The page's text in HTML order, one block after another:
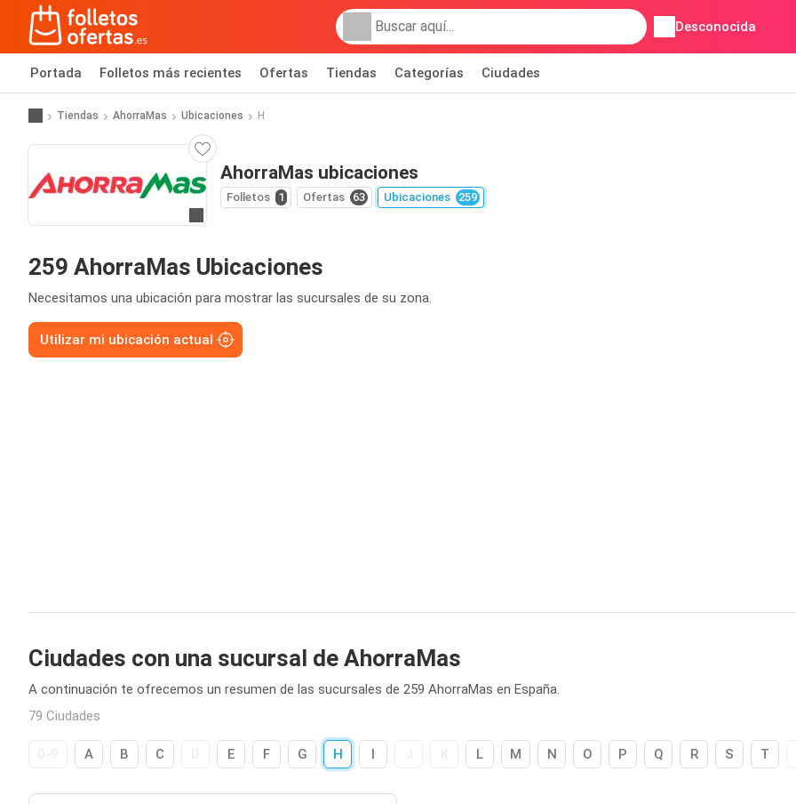
Desconocida
Portada Folletos más recientes Ofertas Tiendas Categorías Ciudades
Tiendas AhorraMas Ubicaciones H
AhorraMas ubicaciones
Folletos 1 Ofertas 63 Ubicaciones 259
259 AhorraMas Ubicaciones
Necesitamos una ubicación para mostrar las sucursales de su zona.
Utilizar mi ubicación actual
Ciudades con una sucursal de AhorraMas
A continuación te ofrecemos un resumen de las sucursales de 259 AhorraMas en España.
79 Ciudades
A B C E F G H I L M N O P Q R S T